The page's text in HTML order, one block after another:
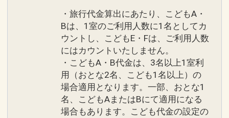
・旅行代金算出にあたり、こどもA・
Bは、1室のご利用人数に1名としてカ
ウントし、こどもE・Fは、ご利用人数
にはカウントいたしません。
・こどもA・B代金は、3名以上1室利
用（おとな2名、こども1名以上）の
場合適用となります。一部、おとな1
名、こどもAまたはBにて適用になる
場合もあります。こども代金の設定の